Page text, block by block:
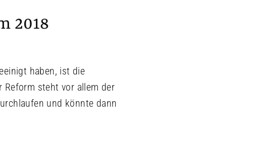
2018
haben, ist die
Reform steht vor allem der
und könnte dann